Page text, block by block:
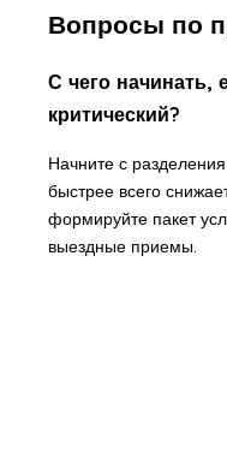
Вопросы по
С чего начинать,
критический?
Начните с
быстрее всего
формируйте пакет
выездные приемы.